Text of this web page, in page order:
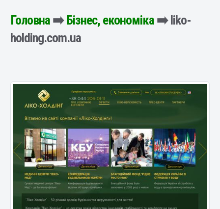
Головна➡️Бізнес, економіка➡️ liko-
holding.com.ua